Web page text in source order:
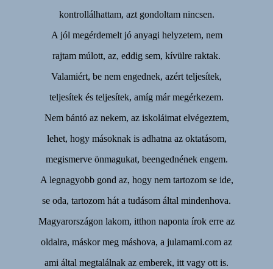
kontrollálhattam, azt gondoltam nincsen.
A jól megérdemelt jó anyagi helyzetem, nem
rajtam múlott, az, eddig sem, kívülre raktak.
Valamiért, be nem engednek, azért teljesítek,
teljesítek és teljesítek, amíg már megérkezem.
Nem bántó az nekem, az iskoláimat elvégeztem,
lehet, hogy másoknak is adhatna az oktatásom,
megismerve önmagukat, beengednének engem.
A legnagyobb gond az, hogy nem tartozom se ide,
se oda, tartozom hát a tudásom által mindenhova.
Magyarországon lakom, itthon naponta írok erre az
oldalra, máskor meg máshova, a julamami.com az
ami által megtalálnak az emberek, itt vagy ott is.